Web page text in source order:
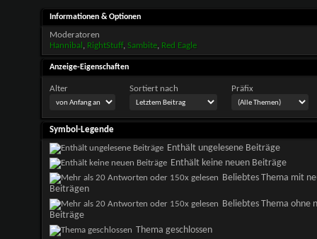
Informationen & Optionen
Moderatoren
Hannibal , RightStuff, Sambite, Red Eagle
Anzeige-Eigenschaften
Alter Sortiert nach Präfix
Symbol-Legende
Enthält ungelesene Beiträge
Enthält keine neuen Beiträge
Beliebtes Thema mit
Beiträgen
Beliebtes Thema ohne
Beiträge
Thema geschlossen